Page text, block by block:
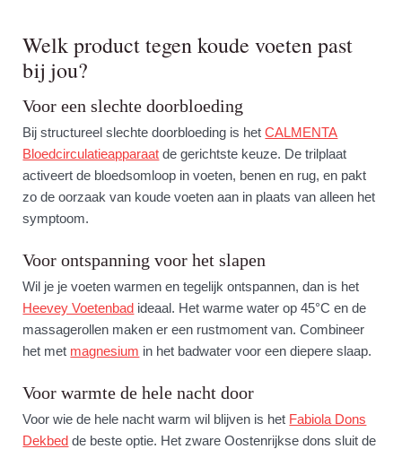
Welk product tegen koude voeten past
bij jou?
Voor een slechte doorbloeding
Bij structureel slechte doorbloeding is hetCALMENTA
Bloedcirculatieapparaat de gerichtste keuze. De trilplaat
activeert de bloedsomloop in voeten, benen en rug, en pakt
zo de oorzaak van koude voeten aan in plaats van alleen het
symptoom.
Voor ontspanning voor het slapen
Wil je je voeten warmen en tegelijk ontspannen, dan is het
Heevey Voetenbad ideaal. Het warme water op 45°C en de
massagerollen maken er een rustmoment van. Combineer
het met magnesium in het badwater voor een diepere slaap.
Voor warmte de hele nacht door
Voor wie de hele nacht warm wil blijven is het Fabiola Dons
Dekbed de beste optie. Het zware Oostenrijkse dons sluit de